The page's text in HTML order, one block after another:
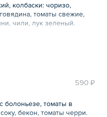
колбаски: чоризо,
томаты свежие,
чили, лук зеленый.
590 ₽
болоньезе, томаты в
бекон, томаты черри.